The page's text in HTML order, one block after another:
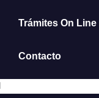
Trámites On Line
Contacto